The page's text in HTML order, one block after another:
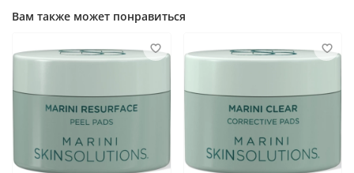
Вам также может понравиться